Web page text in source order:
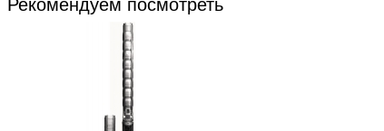
Рекомендуем посмотреть